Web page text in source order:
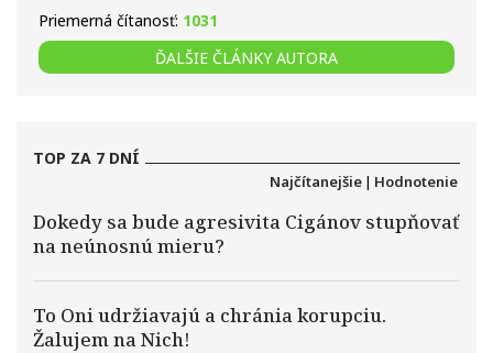
Priemerná čítanosť: 1031
ĎALŠIE ČLÁNKY AUTORA
TOP ZA 7 DNÍ
Najčítanejšie | Hodnotenie
Dokedy sa bude agresivita Cigánov stupňovať
na neúnosnú mieru?
To Oni udržiavajú a chránia korupciu.
Žalujem na Nich!